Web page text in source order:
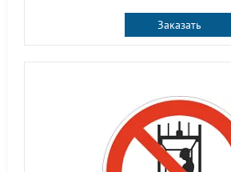
Заказать